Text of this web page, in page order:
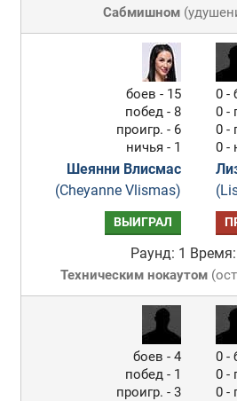
Сабмишном(
боев - 15
побед - 8
проигр. - 6
ничья - 1
Шеянни Влисмас
(Cheyanne Vlismas)
0 -
0 -
0 -
0 -
ВЫИГРАЛ
Раунд: 1
Техническим нокаутом (
боев - 4
побед - 1
проигр. - 3
0 -
0 -
0 -